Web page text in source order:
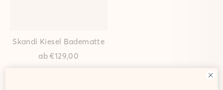
Skandi Kiesel Badematte
ab€129,00